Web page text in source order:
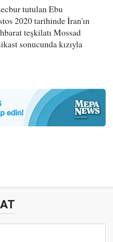
tutulan Ebu
2020 tarihinde İran'ın
teşkilatı Mossad
sonucunda kızıyla